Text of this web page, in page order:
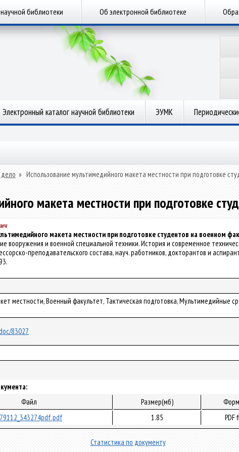
библиотеки Об электронной библиотеке
Электронный каталог научной библиотеки ЭУМК
» Использование мультимедийного макета местности при подготовке
макета местности при подготовке
макета местности при подготовке студентов на военном
вооружения и военной специальной техники. История и современное
преподавательского состава, науч. работников, докторантов и
местности, Военный факультет, Тактическая подготовка, Мультимедийные
83027
Файл
Размер(мб)
1.85 PDF
Статистика по документу